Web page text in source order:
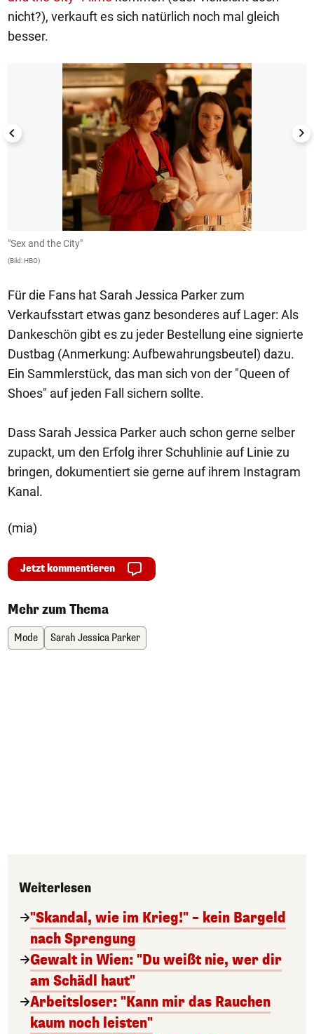
nicht?), verkauft es sich natürlich noch mal gleich
besser.1/14
"Sex and the City"
(Bild: HBO)
Für die Fans hat Sarah Jessica Parker zum
Verkaufsstart etwas ganz besonderes auf Lager: Als
Dankeschön gibt es zu jeder Bestellung eine signierte
Dustbag (Anmerkung: Aufbewahrungsbeutel) dazu.
Ein Sammlerstück, das man sich von der "Queen of
Shoes" auf jeden Fall sichern sollte.
Dass Sarah Jessica Parker auch schon gerne selber
zupackt, um den Erfolg ihrer Schuhlinie auf Linie zu
bringen, dokumentiert sie gerne auf ihrem Instagram
Kanal.
(mia)
Jetzt kommentieren
Mehr zum Thema
Mode Sarah Jessica Parker
Weiterlesen
"Skandal, wie im Krieg!" – kein Bargeld
nach Sprengung
Gewalt in Wien: "Du weißt nie, wer dir
am Schädl haut"
Arbeitsloser: "Kann mir das Rauchen
kaum noch leisten"